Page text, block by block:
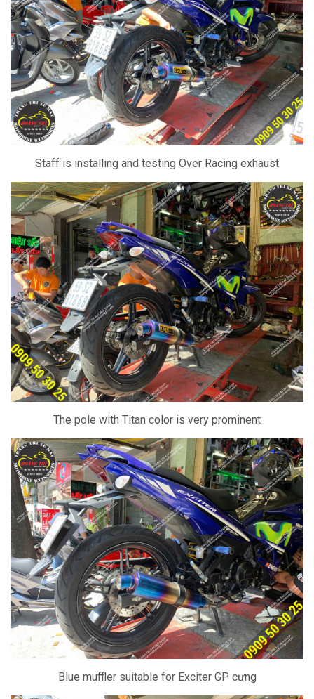
Staff is installing and testing Over Racing exhaust
The pole with Titan color is very prominent
Blue muffler suitable for Exciter GP cưng